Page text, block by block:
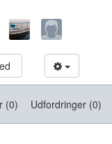
(0) Udfordringer (0)